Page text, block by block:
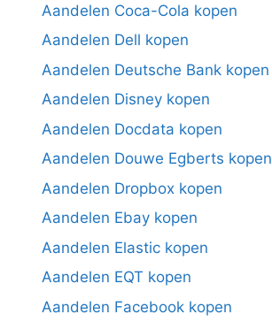
Aandelen Coca-Cola kopen
Aandelen Dell kopen
Aandelen Deutsche Bank kopen
Aandelen Disney kopen
Aandelen Docdata kopen
Aandelen Douwe Egberts kopen
Aandelen Dropbox kopen
Aandelen Ebay kopen
Aandelen Elastic kopen
Aandelen EQT kopen
Aandelen Facebook kopen